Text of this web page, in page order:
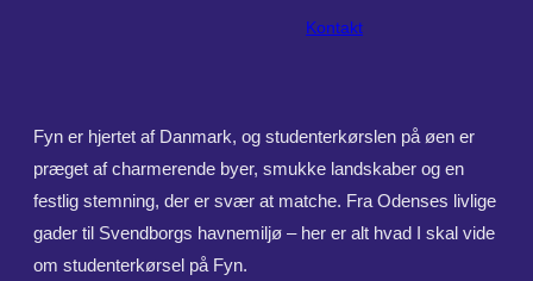
Kontakt
Fyn er hjertet af Danmark, og studenterkørslen på øen er
præget af charmerende byer, smukke landskaber og en
festlig stemning, der er svær at matche. Fra Odenses livlige
gader til Svendborgs havnemiljø – her er alt hvad I skal vide
om studenterkørsel på Fyn.